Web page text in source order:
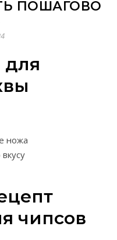
ПОШАГОВО
ножа
чипсов